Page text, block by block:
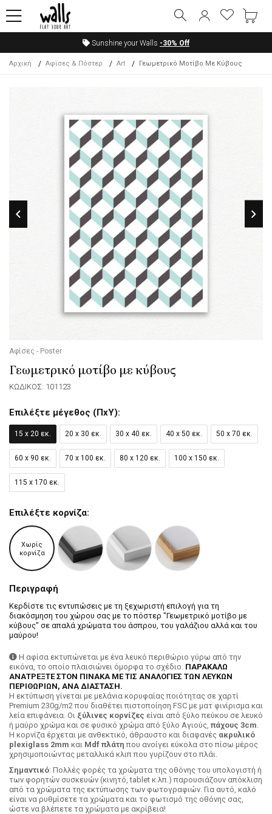
Sunshine your Walls -30% Off
Αρχική Αφίσες & Πόστερ Art Γεωμετρικό Μοτίβο Με Κύβους
Αφίσες - Poster
Γεωμετρικό μοτίβο με κύβους
ΚΩΔΙΚΟΣ: 101123
Επιλέξτε μέγεθος (ΠxΥ):
15 x 20 εκ. 20 x 30 εκ. 30 x 40 εκ. 40 x 50 εκ. 50 x 70 εκ.
60 x 90 εκ. 70 x 100 εκ. 80 x 120 εκ. 100 x 150 εκ.
115 x 170 εκ.
Επιλέξτε κορνίζα:
Χωρίς
κορνίζα
Περιγραφή
Κερδίστε τις εντυπώσεις με τη ξεχωριστή επιλογή για τη
διακόσμηση του χώρου σας με το πόστερ "Γεωμετρικό μοτίβο με
κύβους" σε απαλά χρώματα του άσπρου, του γαλάζιου αλλά και του
μαύρου!
Η αφίσα εκτυπώνεται με ένα λευκό περιθώριο γύρω από την
εικόνα, το οποίο πλαισιώνει όμορφα το σχέδιο. ΠΑΡΑΚΑΛΩ
ΑΝΑΤΡΕΞΤΕ ΣΤΟΝ ΠΙΝΑΚΑ ΜΕ ΤΙΣ ΑΝΑΛΟΓΙΕΣ ΤΩΝ ΛΕΥΚΩΝ
ΠΕΡΙΘΩΡΙΩΝ, ΑΝΑ ΔΙΑΣΤΑΣΗ.
H εκτύπωση γίνεται με μελάνια κορυφαίας ποιότητας σε χαρτί
Premium 230g/m2 που διαθέτει πιστοποίηση FSC με ματ φινίρισμα και
λεία επιφάνεια. Οι ξύλινες κορνίζες είναι από ξύλο πεύκου σε λευκό
ή μαύρο χρώμα και σε φυσικό χρώμα από ξύλο Αγιούς, πάχους 3cm.
Η κορνίζα έρχεται με ανθεκτικό, άθραυστο και διαφανές ακρυλικό
plexiglass 2mm και Mdf πλάτη που ανοίγει εύκολα στο πίσω μέρος
χρησιμοποιώντας μεταλλικά κλιπ που γυρίζουν στο πλάι.
Σημαντικό: Πολλές φορές τα χρώματα της οθόνης του υπολογιστή ή
των φορητών συσκευών (κινητό, tablet κ.λπ.) παρουσιάζουν απόκλιση
από τα χρώματα της εκτύπωσης των φωτογραφιών. Για αυτό, καλό
είναι να ρυθμίσετε τα χρώματα και το φωτισμό της οθόνης σας,
ώστε να βλέπετε τα χρώματα με ακρίβεια!